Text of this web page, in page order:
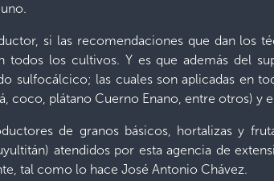
si las recomendaciones que dan los
todos los cultivos. Y es que además del
sulfocálcico; las cuales son aplicadas en
coco, plátano Cuerno Enano, entre otros)
de granos básicos, hortalizas y
atendidos por esta agencia de
tal como lo hace José Antonio Chávez.